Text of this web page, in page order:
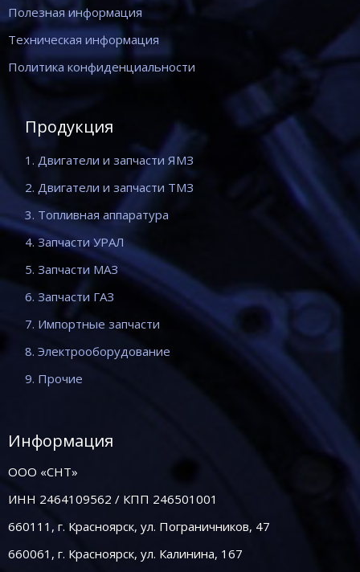
Полезная информация
Техническая информация
Политика конфиденциальности
Продукция
1. Двигатели и запчасти ЯМЗ
2. Двигатели и запчасти ТМЗ
3. Топливная аппаратура
4. Запчасти УРАЛ
5. Запчасти МАЗ
6. Запчасти ГАЗ
7. Импортные запчасти
8. Электрооборудование
9. Прочие
Информация
ООО «СНТ»
ИНН 2464109562 / КПП 246501001
660111, г. Красноярск, ул. Пограничников, 47
660061, г. Красноярск, ул. Калинина, 167